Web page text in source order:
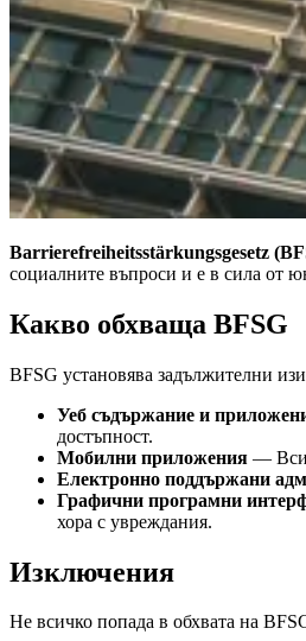
Barrierefreiheitsstärkungsgesetz
социалните въпроси и е в сила от
Какво обхваща BFSG
BFSG установява задължителни
Уеб съдържание и
достъпност.
Мобилни приложения —
Електронно поддържани
Графични програмни
хора с увреждания.
Изключения
Не всичко попада в обхвата на